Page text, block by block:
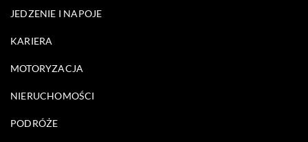
JEDZENIE I NAPOJE
KARIERA
MOTORYZACJA
NIERUCHOMOŚCI
PODRÓŻE